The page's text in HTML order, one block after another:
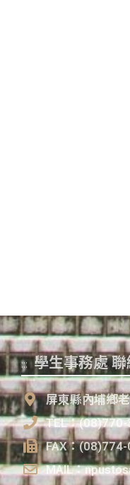
::: 學生事務處
屏東縣內埔鄉
TEL：
FAX：
MAIL：